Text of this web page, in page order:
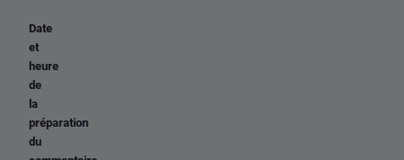
Date
et
heure
de
la
préparation
du